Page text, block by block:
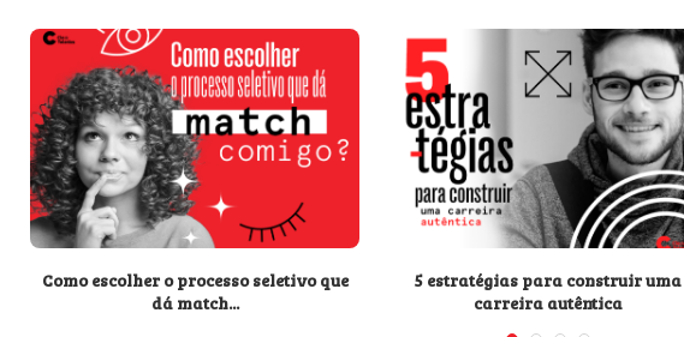
Como escolher o processo seletivo que
dá match...
5 estratégias para construir uma
carreira autêntica